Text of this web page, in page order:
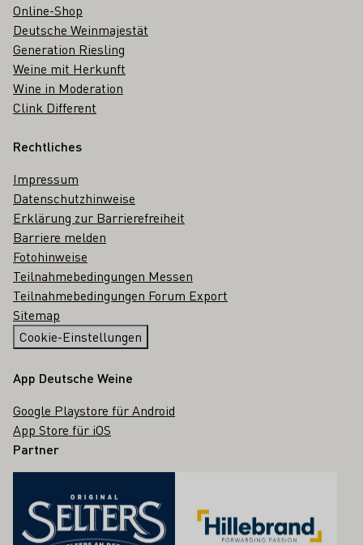
Online-Shop
Deutsche Weinmajestät
Generation Riesling
Weine mit Herkunft
Wine in Moderation
Clink Different
Rechtliches
Impressum
Datenschutzhinweise
Erklärung zur Barrierefreiheit
Barriere melden
Fotohinweise
Teilnahmebedingungen Messen
Teilnahmebedingungen Forum Export
Sitemap
Cookie-Einstellungen
App Deutsche Weine
Google Playstore für Android
App Store für iOS
Partner